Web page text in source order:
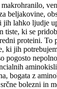
beljakovine,
lahko ljudje
tiste, ki se
proteini. To
ki jih
pogosto
bogata z
bolezni in